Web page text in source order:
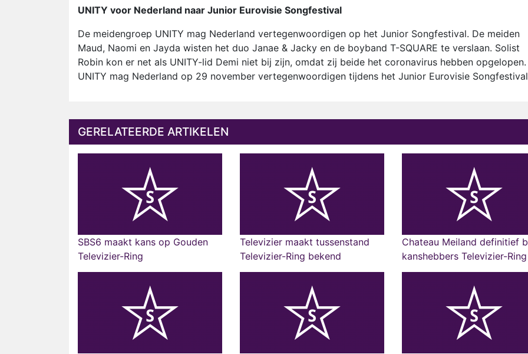
UNITY voor Nederland naar Junior Eurovisie Songfestival
De meidengroep UNITY mag Nederland vertegenwoordigen op het Junior Songfestival. De meiden
Maud, Naomi en Jayda wisten het duo Janae & Jacky en de boyband T-SQUARE te verslaan. Solist
Robin kon er net als UNITY-lid Demi niet bij zijn, omdat zij beide het coronavirus hebben opgelopen.
UNITY mag Nederland op 29 november vertegenwoordigen tijdens het Junior Eurovisie
GERELATEERDE ARTIKELEN
SBS6 maakt kans op Gouden
Televizier-Ring
Televizier maakt tussenstand
Televizier-Ring bekend
Chateau Meiland definitief
kanshebbers Televizier-Ring